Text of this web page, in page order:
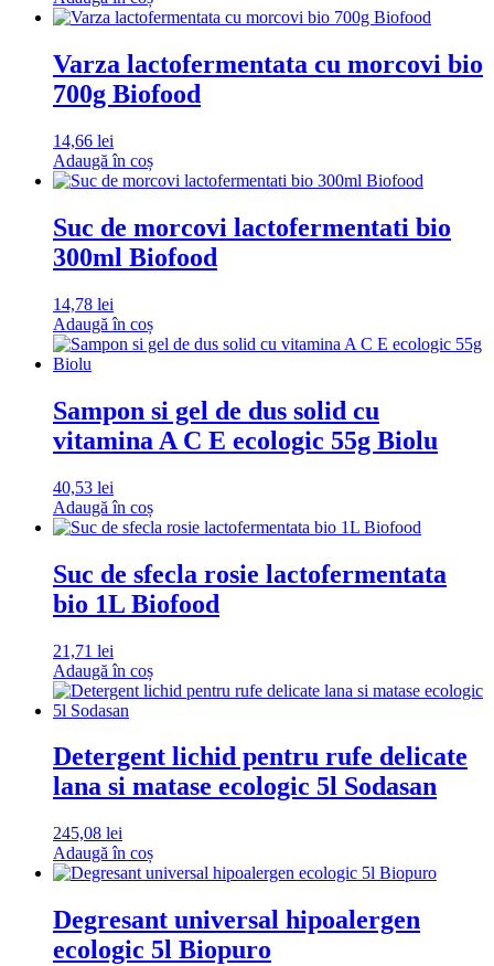
Varza lactofermentata cu morcovi bio
700g Biofood
14,66 lei
Adaugă în coș
Suc de morcovi lactofermentati bio
300ml Biofood
14,78 lei
Adaugă în coș
Sampon si gel de dus solid cu
vitamina A C E ecologic 55g Biolu
40,53 lei
Adaugă în coș
Suc de sfecla rosie lactofermentata
bio 1L Biofood
21,71 lei
Adaugă în coș
Detergent lichid pentru rufe delicate
lana si matase ecologic 5l Sodasan
245,08 lei
Adaugă în coș
Degresant universal hipoalergen
ecologic 5l Biopuro